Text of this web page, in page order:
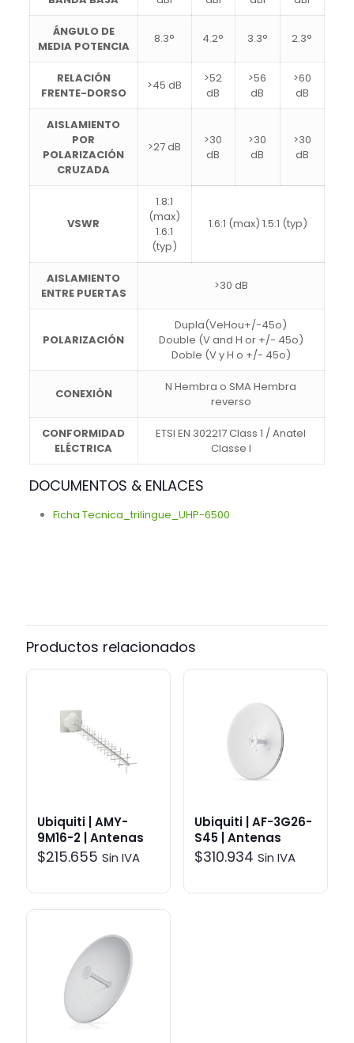
ÁNGULO DE
MEDIA POTENCIA
8.3° 4.2° 3.3° 2.3°
RELACIÓN
FRENTE-DORSO
>45 dB
>52
dB
>56
dB
>60
dB
AISLAMIENTO
POR
POLARIZACIÓN
CRUZADA
>27 dB
>30
dB
>30
dB
>30
dB
VSWR
1.8:1
(max)
1.6:1
(typ)
1.6:1 (max) 1.5:1 (typ)
AISLAMIENTO
ENTRE PUERTAS
>30 dB
POLARIZACIÓN
Dupla(VeHou+/-45o)
Double (V and H or +/- 45o)
Doble (V y H o +/- 45o)
CONEXIÓN
N Hembra o SMA Hembra
reverso
CONFORMIDAD
ELÉCTRICA
ETSI EN 302217 Class 1 / Anatel
Classe I
DOCUMENTOS & ENLACES
Ficha Tecnica_trilingue_UHP-6500
Productos relacionados
Ubiquiti | AMY-
9M16-2 | Antenas
$215.655 Sin IVA
Ubiquiti | AF-3G26-
S45 | Antenas
$310.934 Sin IVA